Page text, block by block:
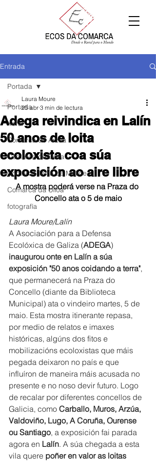
Entrada
Portada
Xeral
Comarca de Arzúa
Comarca de Deza
Comarca Terra de Melide
Comarca da Ulloa
fotografía
Portada
Adega reivindica en Lalín
50 anos de loita
ecoloxista coa súa
exposición ao aire libre
Laura Moure
25 abr 3 min de lectura
A mostra poderá verse na Praza do
Concello ata o 5 de maio
Laura Moure/Lalín
A Asociación para a Defensa
Ecolóxica de Galiza (ADEGA)
inaugurou onte en Lalín a súa
exposición "50 anos coidando a terra",
que permanecerá na Praza do
Concello (diante da Biblioteca
Municipal) ata o vindeiro martes, 5 de
maio. Esta mostra itinerante repasa,
por medio de relatos e imaxes
históricas, algúns dos fitos e
mobilizacións ecoloxistas que máis
pegada deixaron no país e que
influíron de maneira máis acusada no
presente e no noso devir futuro. Logo
de recalar por diferentes concellos de
Galicia, como Carballo, Muros, Arzúa,
Valdoviño, Lugo, A Coruña, Ourense
ou Santiago, a exposición fai parada
agora en Lalín. A súa chegada a esta
vila quere poñer en valor as loitas